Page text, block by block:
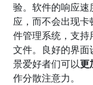
验。软件的响应
应，而不会出现
件管理系统，支
文件。良好的界
景爱好者们可以更
作分散注意力。